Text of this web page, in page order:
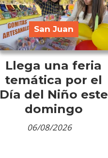
Llega una feria
temática por el
Día del Niño este
domingo
San Juan
06/08/2026